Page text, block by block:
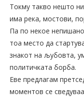
Токму такво нешто
има река, мостови,
Па по некое
тоа место да
знакот на љубовта,
политичката борба.
Еве предлагам
моментов се